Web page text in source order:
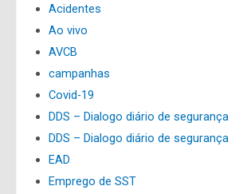
Acidentes
Ao vivo
AVCB
campanhas
Covid-19
DDS – Dialogo diário de segurança
DDS – Dialogo diário de segurança
EAD
Emprego de SST